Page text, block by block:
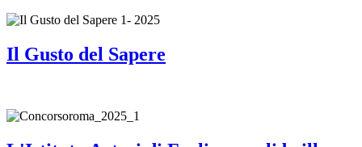
Il Gusto del Sapere